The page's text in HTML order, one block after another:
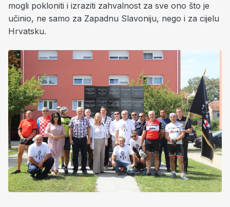
mogli pokloniti i izraziti zahvalnost za sve ono što je
učinio, ne samo za Zapadnu Slavoniju, nego i za cijelu
Hrvatsku.